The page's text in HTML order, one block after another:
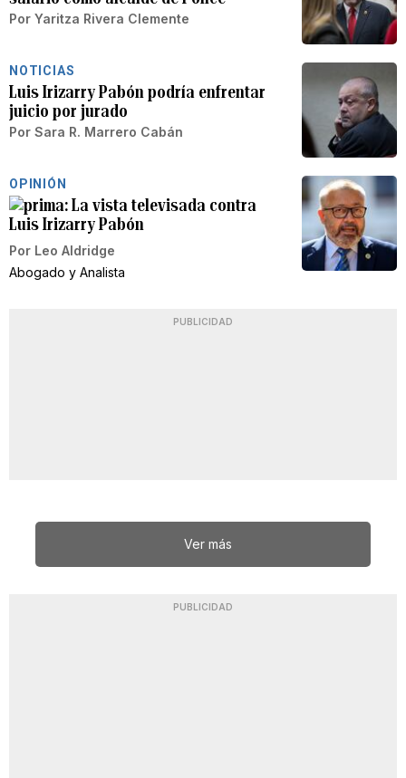
Por Yaritza Rivera Clemente
NOTICIAS
Luis Irizarry Pabón podría enfrentar
juicio por jurado
Por Sara R. Marrero Cabán
OPINIÓN
La vista televisada contra
Luis Irizarry Pabón
Por Leo Aldridge
Abogado y Analista
PUBLICIDAD
Ver más
PUBLICIDAD